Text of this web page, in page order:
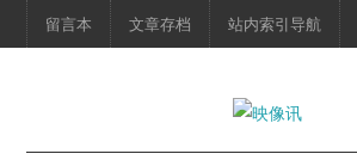
留言本 文章存档 站内索引导航